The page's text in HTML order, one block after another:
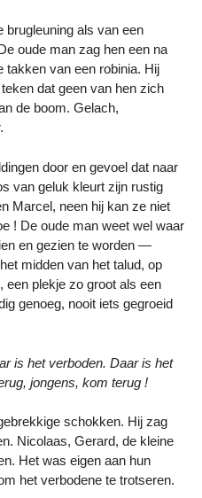
brugleuning als van een
oude man zag hen een na
takken van een robinia. Hij
dat geen van hen zich
de boom. Gelach,
door en gevoel dat naar
van geluk kleurt zijn rustig
Marcel, neen hij kan ze niet
! De oude man weet wel waar
en gezien te worden —
midden van het talud, op
een plekje zo groot als een
genoeg, nooit iets gegroeid
is het verboden. Daar is het
jongens, kom terug !
schokken. Hij zag
Nicolaas, Gerard, de kleine
Het was eigen aan hun
het verbodene te trotseren.